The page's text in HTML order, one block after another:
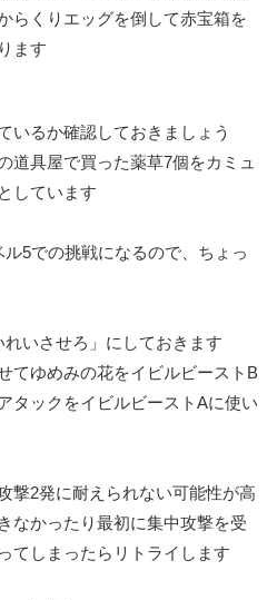
らくりエッグを倒して赤宝箱を
ます
いるか確認しておきましょう
道具屋で買った薬草7個をカミュ
しています
5での挑戦になるので、ちょっ
いさせろ」にしておきます
てゆめみの花をイビルビーストB
タックをイビルビーストAに使い
撃2発に耐えられない可能性が高
なかったり最初に集中攻撃を受
てしまったらリトライします